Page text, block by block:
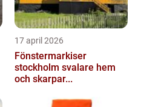
17 april 2026
Fönstermarkiser
stockholm svalare hem
och skarpar...